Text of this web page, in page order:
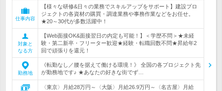
仕事内容
【様々な研修&日々の業務でスキルアップをサポート】建設プロ
ジェクトの各資材の購買・調達業務や事務作業などをお任せ。
★20～30代が多数活躍中！
対象と
なる方
【Web面接OK&面接翌日の内定も可能！】＜学歴不問＞★未経
験・第二新卒・フリーター歓迎★経験・転職回数不問★昇給年2
回で頑張りを還元！
勤務地
《転勤なし／腰を据えて働ける環境！》 全国の各プロジェクト先
が勤務地です♪ ★あなたの好きな街でず…
〈東京〉月給28万円～〈大阪〉月給26.9万円～〈名古屋〉月給